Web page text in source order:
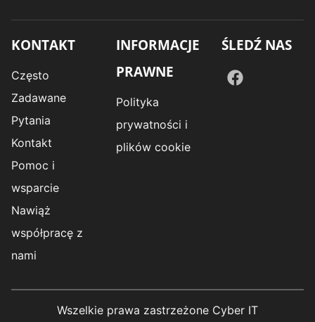
KONTAKT
Często
Zadawane
Pytania
Kontakt
Pomoc i
wsparcie
Nawiąż
współpracę z
nami
INFORMACJE
PRAWNE
Polityka
prywatności i
plików cookie
ŚLEDŹ NAS
Wszelkie prawa zastrzeżone Cyber IT